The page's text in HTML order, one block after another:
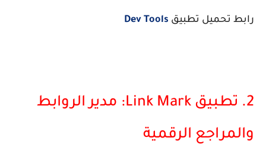
رابط تحميل تطبيق Dev Tools
2. تطبيق Link Mark: مدير الروابط
والمراجع الرقمية